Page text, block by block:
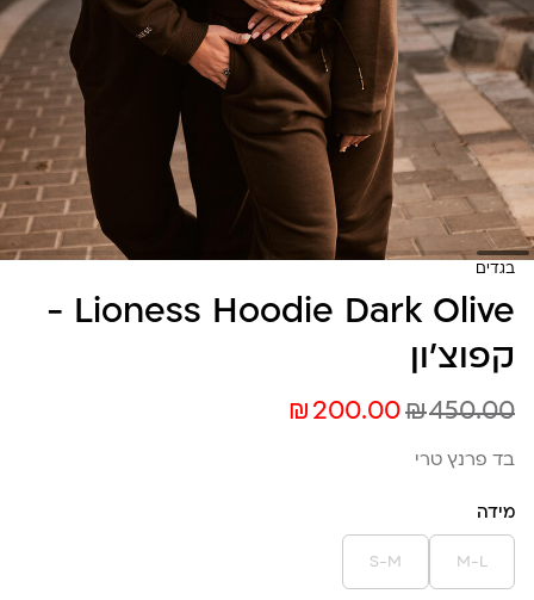
בגדים
Lioness Hoodie Dark Olive -
קפוצ׳ון
₪ 200.00₪450.00
בד פרנץ טרי
מידה
M-L
S-M